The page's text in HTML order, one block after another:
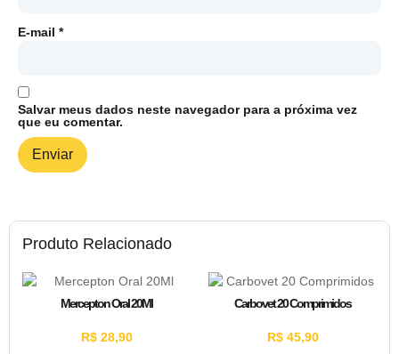
Produto Relacionado
Mercepton Oral 20Ml
R$28,90
Carbovet 20 Comprimidos
R$45,90
E-mail *
Salvar meus dados neste navegador para a próxima vez
que eu comentar.